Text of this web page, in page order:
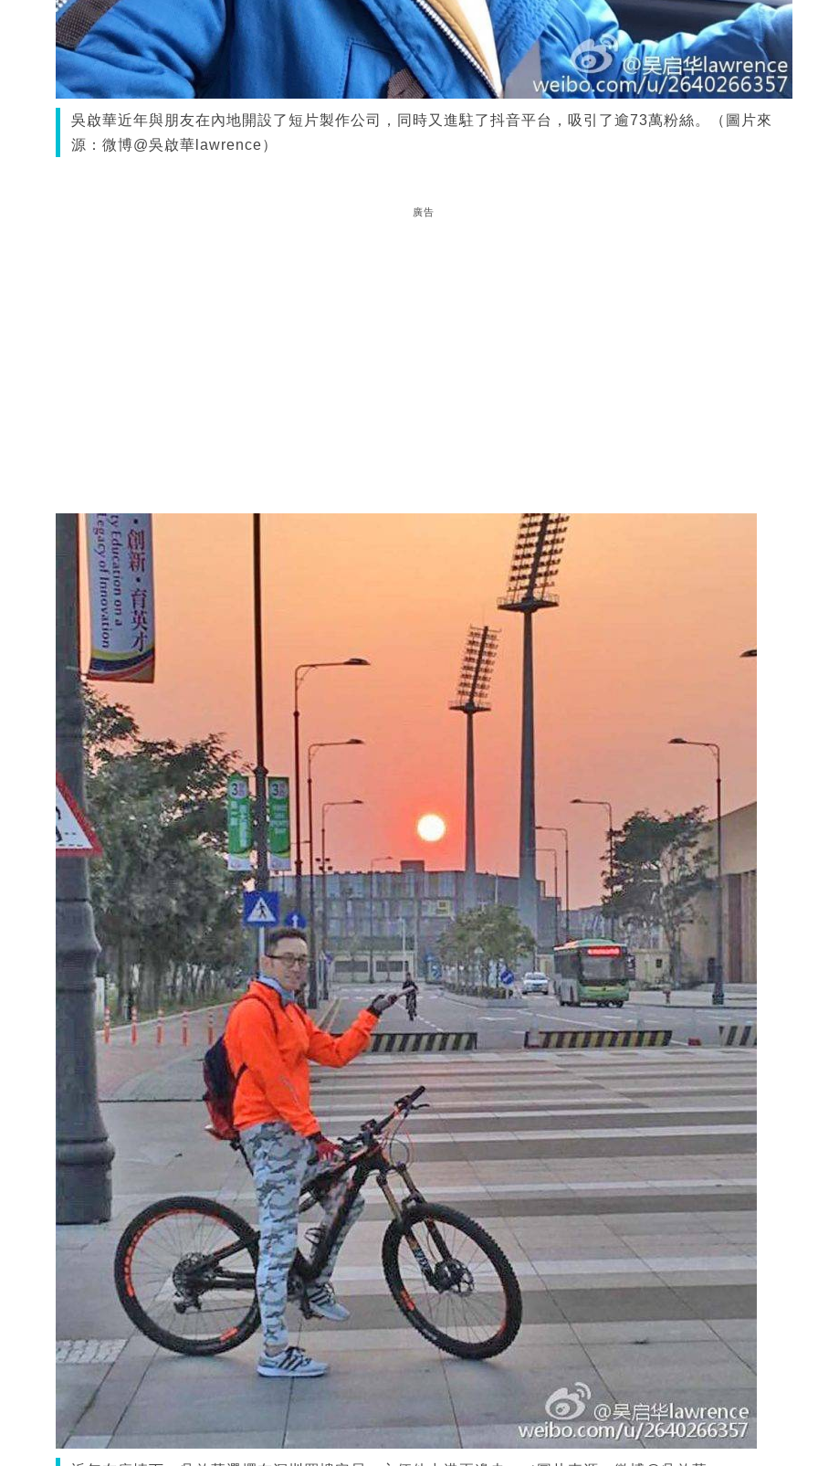
吳啟華近年與朋友在內地開設了短片製作公司，同時又進駐了抖音平台，吸引了逾73萬粉絲。（圖片來
源：微博@吳啟華lawrence）
廣告